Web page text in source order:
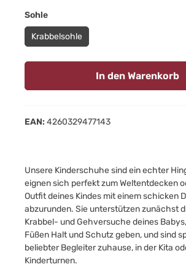
Sohleauswählen
Krabbelsohle
In den Warenkorb
EAN: 4260329477143
Unsere Kinderschuhe sind ein echter
eignen sich perfekt zum Weltentdecken
Outfit deines Kindes mit einem schicken
abzurunden. Sie unterstützen zunächst
Krabbel- und Gehversuche deines
Füßen Halt und Schutz geben, und sind
beliebter Begleiter zuhause, in der Kita
Kinderturnen.